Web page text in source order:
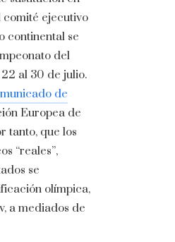
comité ejecutivo
continental se
del
al 30 de julio.
de
Europea de
tanto, que los
“reales”,
se
olímpica,
a mediados de